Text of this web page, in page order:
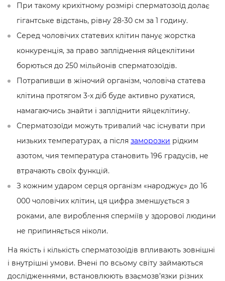
При такому крихітному розмірі сперматозоїд долає
гігантське відстань, рівну 28-30 см за 1 годину.
Серед чоловічих статевих клітин панує жорстка
конкуренція, за право запліднення яйцеклітини
борються до 250 мільйонів сперматозоїдів.
Потрапивши в жіночий організм, чоловіча статева
клітина протягом 3-х діб буде активно рухатися,
намагаючись знайти і запліднити яйцеклітину.
Сперматозоїди можуть тривалий час існувати при
низьких температурах, а після заморозки рідким
азотом, чия температура становить 196 градусів, не
втрачають своїх функцій.
З кожним ударом серця організм «народжує» до 16
000 чоловічих клітин, ця цифра зменшується з
роками, але вироблення сперміїв у здорової людини
не припиняється ніколи.
На якість і кількість сперматозоїдів впливають зовнішні
і внутрішні умови. Вчені по всьому світу займаються
дослідженнями, встановлюють взаємозв’язки різних